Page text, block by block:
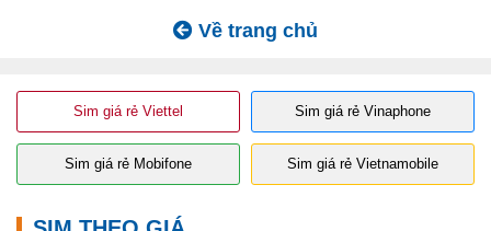
Về trang chủ
Sim giá rẻ Viettel Sim giá rẻ Vinaphone
Sim giá rẻ Mobifone Sim giá rẻ Vietnamobile